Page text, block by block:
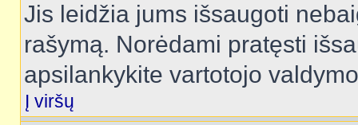
Jis leidžia jums išsaugoti
rašymą. Norėdami pratęsti
apsilankykite vartotojo
Į viršų